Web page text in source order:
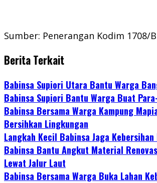
Sumber: Penerangan Kodim 1708/
Berita Terkait
Babinsa Supiori Utara Bantu Warga
Babinsa Supiori Bantu Warga Buat
Babinsa Bersama Warga Kampung
Bersihkan Lingkungan
Langkah Kecil Babinsa Jaga Kebersihan
Babinsa Bantu Angkut Material
Lewat Jalur Laut
Babinsa Bersama Warga Buka Lahan